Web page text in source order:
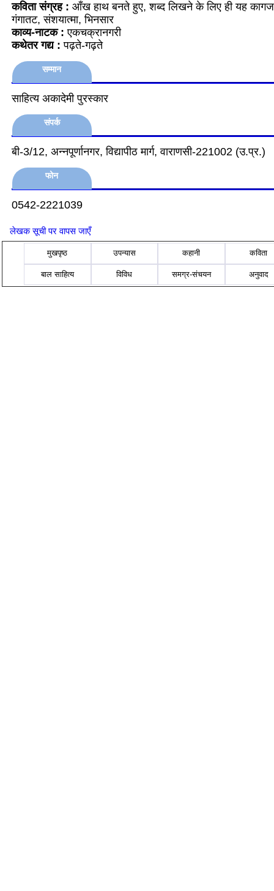
कविता संग्रह : आँख हाथ बनते हुए, शब्द लिखने के लिए ही यह कागज
गंगातट, संशयात्मा, भिनसार
काव्य-नाटक :एकचक्रानगरी
कथेतर गद्य :पढ़ते-गढ़ते
सम्मान
साहित्य अकादेमी पुरस्कार
संपर्क
बी-3/12, अन्नपूर्णानगर, विद्यापीठ मार्ग, वाराणसी-221002 (उ.प्र.)
फोन
0542-2221039
लेखक सूची पर वापस जाएँ
मुखपृष्ठ उपन्यास कहानी कविता
बाल साहित्य विविध समग्र-संचयन अनुवाद